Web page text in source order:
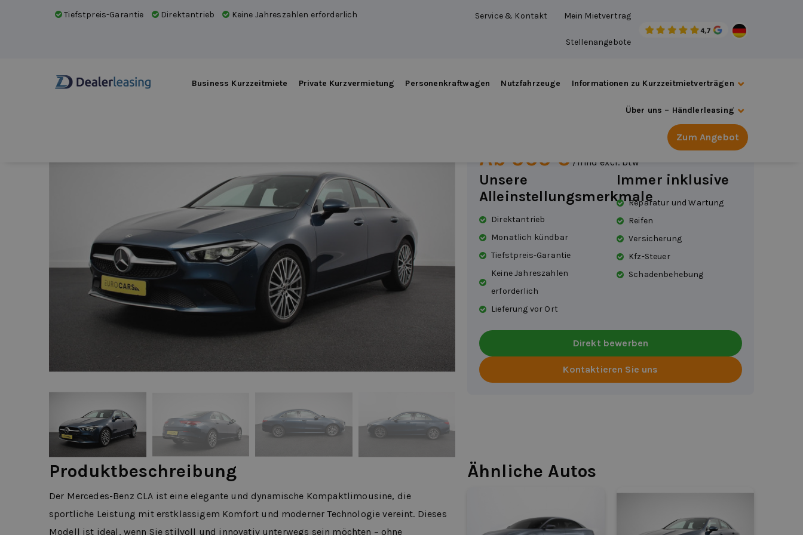
Tiefstpreis-Garantie Direktantrieb Keine Jahreszahlen erforderlich Service & Kontakt Mein Mietvertrag
Stellenangebote
Business Kurzzeitmiete Private Kurzvermietung Personenkraftwagen Nutzfahrzeuge Informationen zu Kurzzeitmietverträgen
Über uns – Händlerleasing
Zum Angebot
Mercedes-Benz CLA-Klasse
Ab 999 € /mnd excl. btw
Unsere
Alleinstellungsmerkmale
Direktantrieb
Monatlich kündbar
Tiefstpreis-Garantie
Keine Jahreszahlen
erforderlich
Lieferung vor Ort
Immer inklusive
Reparatur und Wartung
Reifen
Versicherung
Kfz-Steuer
Schadenbehebung
Direkt bewerben
Kontaktieren Sie uns
Produktbeschreibung
Der Mercedes-Benz CLA ist eine elegante und dynamische Kompaktlimousine, die
sportliche Leistung mit erstklassigem Komfort und moderner Technologie vereint. Dieses
Modell ist ideal, wenn Sie stilvoll und innovativ unterwegs sein möchten – ohne
Ähnliche Autos